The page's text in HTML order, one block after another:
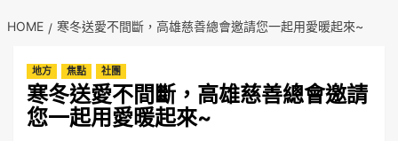
HOME 寒冬送愛不間斷，高雄慈善總會邀請您一起用愛暖起來~
地方 焦點 社團
寒冬送愛不間斷，高雄慈善總會邀請
您一起用愛暖起來~